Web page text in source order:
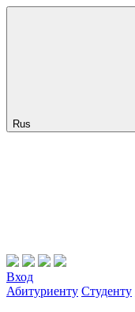
Rus
Вход
Абитуриенту Студенту